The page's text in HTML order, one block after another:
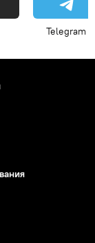
Telegram